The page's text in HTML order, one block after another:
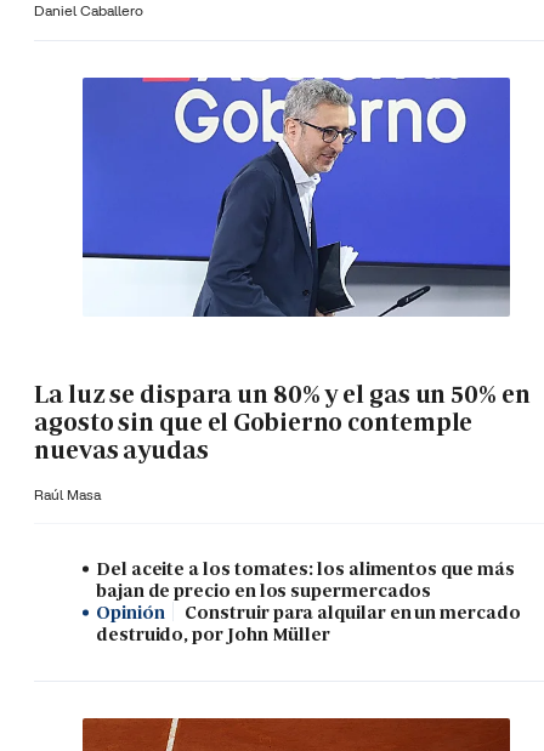
Daniel Caballero
La luz se dispara un 80% y el gas un 50% en
agosto sin que el Gobierno contemple
nuevas ayudas
Raúl Masa
Del aceite a los tomates: los alimentos que más
bajan de precio en los supermercados
Opinión
Construir para alquilar en un mercado
destruido, por John Müller